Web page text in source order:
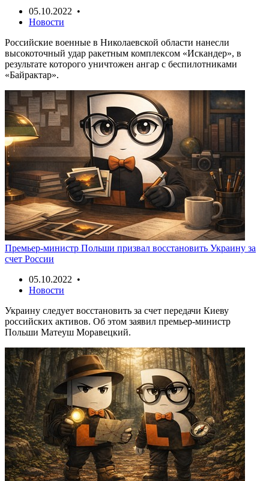
05.10.2022 •
Новости
Российские военные в Николаевской области нанесли
высокоточный удар ракетным комплексом «Искандер», в
результате которого уничтожен ангар с беспилотниками
«Байрактар».
Премьер-министр Польши призвал восстановить Украину за
счет России
05.10.2022 •
Новости
Украину следует восстановить за счет передачи Киеву
российских активов. Об этом заявил премьер-министр
Польши Матеуш Моравецкий.